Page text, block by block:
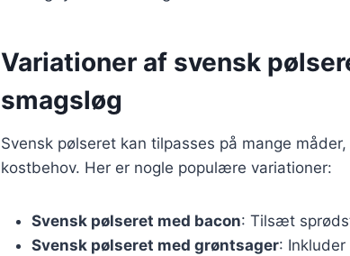
Variationer af svensk
smagsløg
Svensk pølseret kan tilpasses på mange
kostbehov. Her er nogle populære variationer:
Svensk pølseret med bacon: Tilsæt
Svensk pølseret med grøntsager: